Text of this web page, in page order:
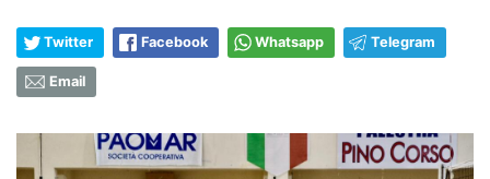
Twitter Facebook Whatsapp Telegram
Email